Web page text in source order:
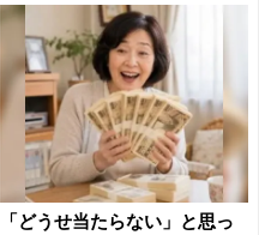
「どうせ当たらない」と思っ